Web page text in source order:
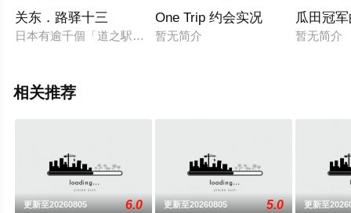
关东．路驿十三
日本有逾千個「道之駅」，讓駕車人士中途停站休息，也是探
One Trip 约会实况
暂无简介
瓜田冠
暂无简介
相关推荐
更新至20260805 6.0 更新至20260805 5.0 更新至